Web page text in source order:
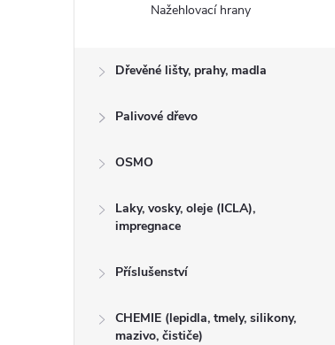
Nažehlovací hrany
Dřevěné lišty, prahy, madla
Palivové dřevo
OSMO
Laky, vosky, oleje (ICLA),
impregnace
Příslušenství
CHEMIE (lepidla, tmely, silikony,
mazivo, čističe)